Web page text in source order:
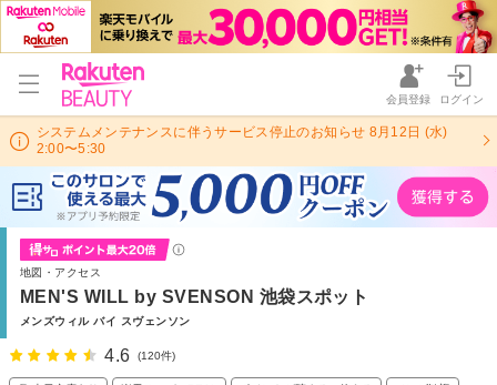
会員登録 ログイン
システムメンテナンスに伴うサービス停止のお知らせ 8月12日 (水)
2:00〜5:30
地図・アクセス
MEN'S WILL by SVENSON 池袋スポット
メンズウィル バイ スヴェンソン
4.6 (120件)